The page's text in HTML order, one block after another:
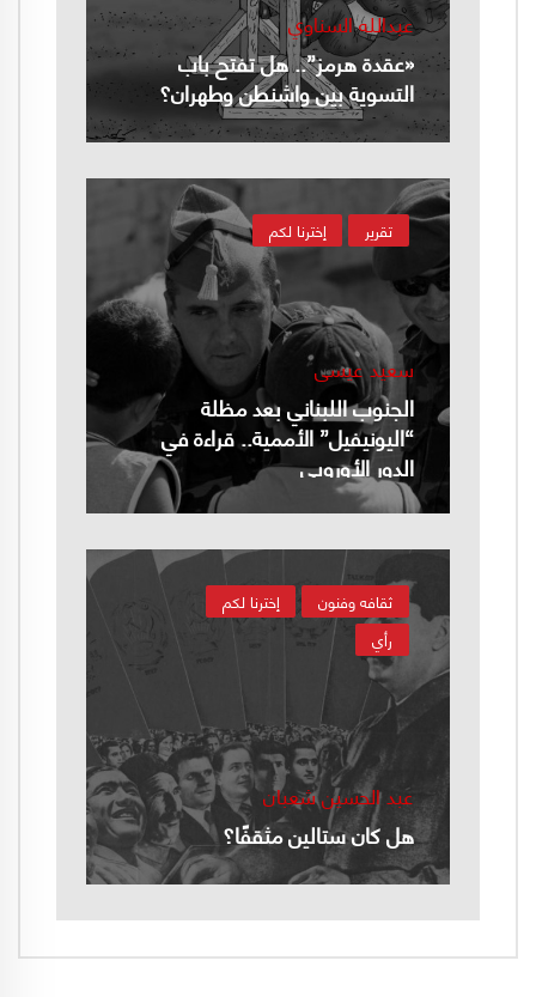
عبدالله السناوي
«عقدة هرمز”.. هل تفتح باب
التسوية بين واشنطن وطهران؟
إخترنا لكم تقرير
سعيد عيسى
الجنوب اللبناني بعد مظلة
“اليونيفيل” الأممية.. قراءة في
الدور الأوروبي
إخترنا لكم
ثقافه وفنون
رأي
عبد الحسين شعبان
هل كان ستالين مثقفًا؟